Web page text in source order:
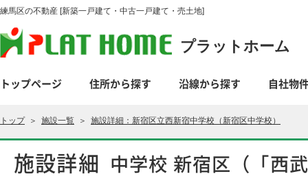
練馬区の不動産 [新築一戸建て・中古一戸建て・売土地]
プラットホーム
トップページ 住所から探す 沿線から探す 自社物
トップ＞ 施設一覧 ＞ 施設詳細：新宿区立西新宿中学校（新宿区中学校）
施設詳細 中学校 新宿区（「西